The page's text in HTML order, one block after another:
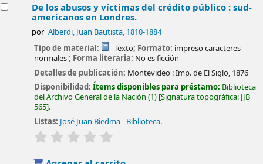
De los abusos y víctimas del crédito público : sud-
americanos en Londres.
por Alberdi, Juan Bautista, 1810-1884
Tipo de material: Texto; Formato: impreso caracteres
normales; Forma literaria: No es ficción
Detalles de publicación: Montevideo :Imp. de El Siglo, 1876
Disponibilidad:Ítems disponibles para préstamo: Biblioteca
del Archivo General de la Nación (1) Signatura topográfica: JJB
565 .
Listas: José Juan Biedma - Biblioteca.
valoración